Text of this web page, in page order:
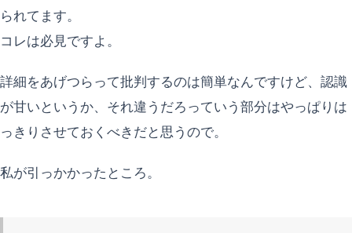
られてます。
コレは必見ですよ。
詳細をあげつらって批判するのは簡単なんですけど、認識
が甘いというか、それ違うだろっていう部分はやっぱりは
っきりさせておくべきだと思うので。
私が引っかかったところ。